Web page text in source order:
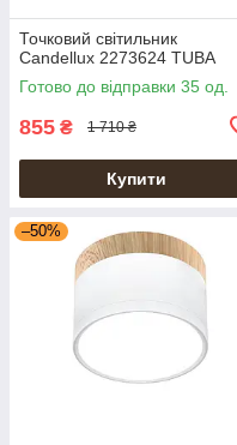
Точковий світильник
Candellux 2273624 TUBA
Готово до відправки 35 од.
855 ₴ 1 710 ₴
Купити
–50%